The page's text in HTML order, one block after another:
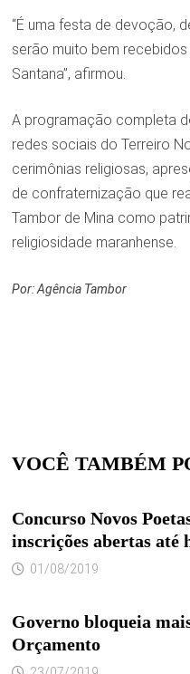
“É uma festa de devoção,
serão muito bem
Santana”, afirmou.
A programação completa
redes sociais do Terreiro
cerimônias religiosas,
de confraternização que
Tambor de Mina como
religiosidade maranhense.
Por: Agência Tambor
VOCÊ TAMBÉM
Concurso Novos
inscrições abertas até
01/08/2019
Governo bloqueia
Orçamento